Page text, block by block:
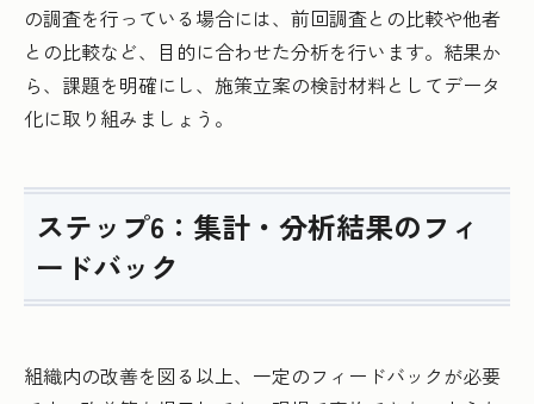
の調査を行っている場合には、前回調査との比較や他者
との比較など、目的に合わせた分析を行います。結果か
ら、課題を明確にし、施策立案の検討材料としてデータ
化に取り組みましょう。
ステップ6：集計・分析結果のフィ
ードバック
組織内の改善を図る以上、一定のフィードバックが必要